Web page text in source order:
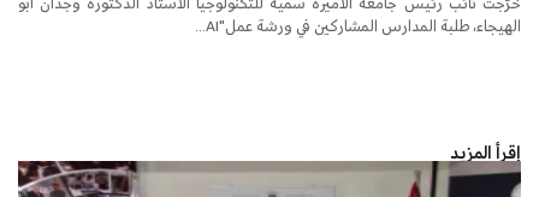
الهيجاء، طلبة المدارس المشاركين في ورشة عمل"AI...
إقرأ المزيد